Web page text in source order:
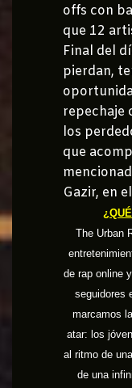
offs con
que 12
Final del
pierdan,
repechaje
los
que
Gazir, en
The Urban
de rap online
seguidores
marcamos
atar: los
al ritmo de
de una